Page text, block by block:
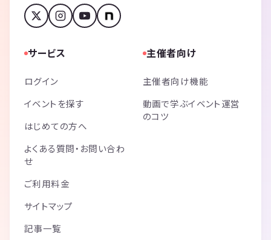
サービス
ログイン
イベントを探す
はじめての方へ
よくある質問・お問い合わ
せ
ご利用料金
サイトマップ
記事一覧
主催者向け
主催者向け機能
動画で学ぶイベント運営
のコツ